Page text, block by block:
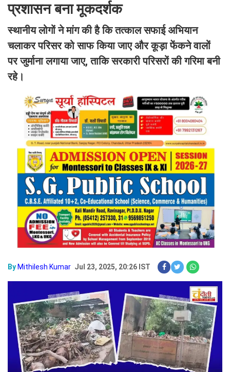
प्रशासन बना मूकदर्शक
स्थानीय लोगों ने मांग की है कि तत्काल सफाई अभियान
चलाकर परिसर को साफ किया जाए और कूड़ा फेंकने वालों
पर जुर्माना लगाया जाए, ताकि सरकारी परिसरों की गरिमा बनी
रहे।
By Mithilesh Kumar Jul 23, 2025, 20:26 IST